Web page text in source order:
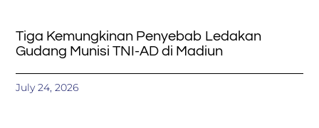
Tiga Kemungkinan Penyebab Ledakan
Gudang Munisi TNI-AD di Madiun
July 24, 2026